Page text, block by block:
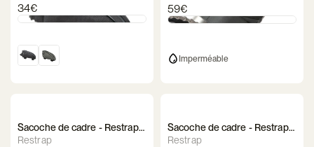
34€ 59€
Imperméable
Sacoche de cadre - Restrap
Full Frame Bag
Restrap
Sacoche de cadre - Restrap
Rear Top Tube Bag
Restrap